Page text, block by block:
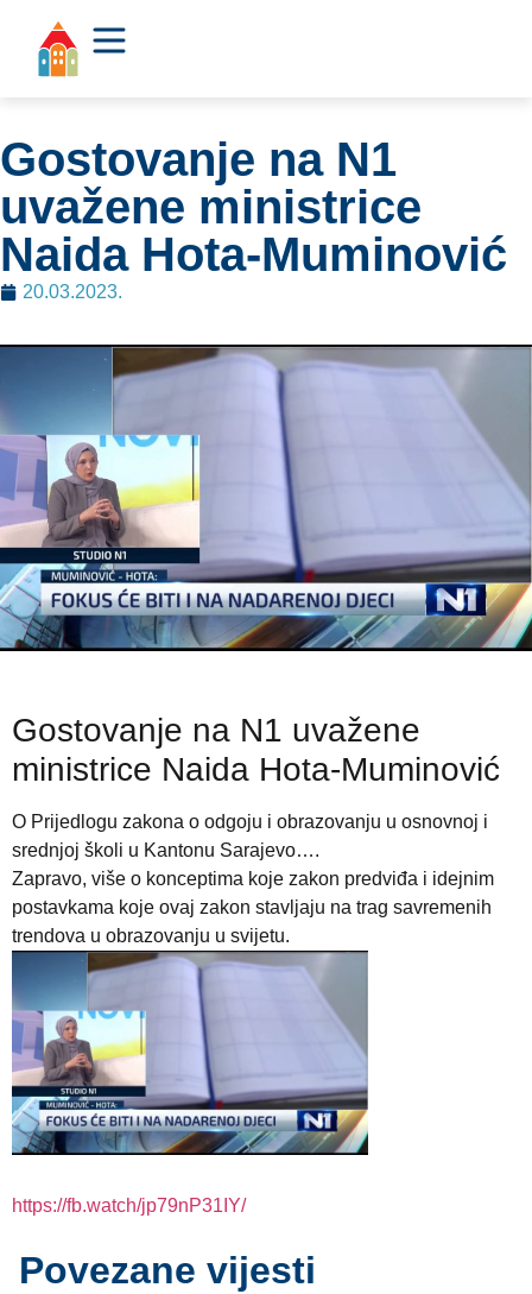
Gostovanje na N1
uvažene ministrice
Naida Hota-Muminović
20.03.2023.
Gostovanje na N1 uvažene
ministrice Naida Hota-Muminović
O Prijedlogu zakona o odgoju i obrazovanju u osnovnoj i
srednjoj školi u Kantonu Sarajevo….
Zapravo, više o konceptima koje zakon predviđa i idejnim
postavkama koje ovaj zakon stavljaju na trag savremenih
trendova u obrazovanju u svijetu.
https://fb.watch/jp79nP31IY/
Povezane vijesti